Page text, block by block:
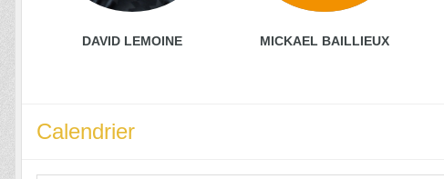
DAVID LEMOINE MICKAEL BAILLIEUX
Calendrier